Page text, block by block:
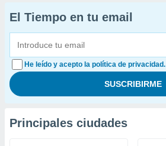
El Tiempo en tu email
He leído y acepto la política de privacidad.
Principales ciudades